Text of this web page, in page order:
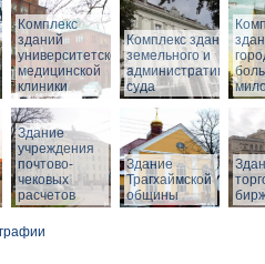
Комплекс
зданий
университетской
медицинской
клиники
Комплекс зданий
земельного и
административного
суда
Здание
учреждения
почтово-
чековых
расчетов
Здание
Трагхаймской
общины